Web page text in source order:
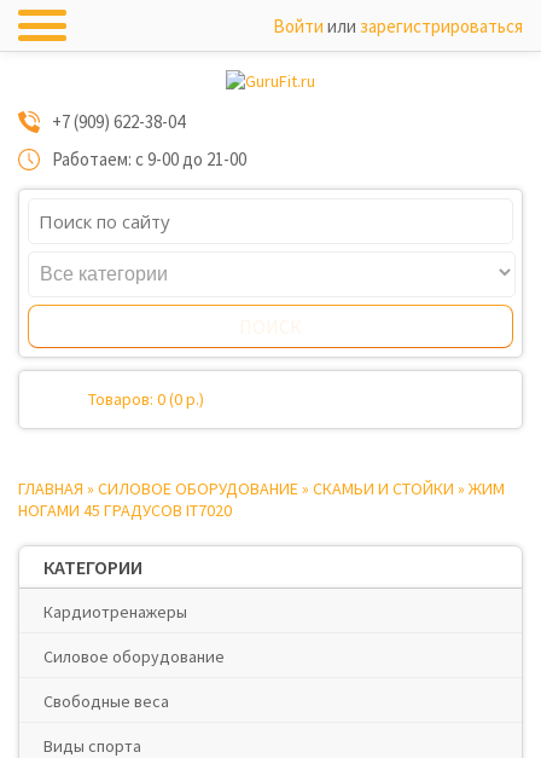
Войти или зарегистрироваться
+7 (909) 622-38-04
Работаем: с 9-00 до 21-00
Товаров: 0 (0 р.)
ГЛАВНАЯ » СИЛОВОЕ ОБОРУДОВАНИЕ» СКАМЬИ И СТОЙКИ » ЖИМ
НОГАМИ 45 ГРАДУСОВ IT7020
КАТЕГОРИИ
Кардиотренажеры
Силовое оборудование
Свободные веса
Виды спорта